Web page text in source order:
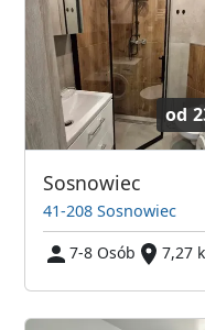
od
Sosnowiec
41-208 Sosnowiec
7-8 Osób
7,27